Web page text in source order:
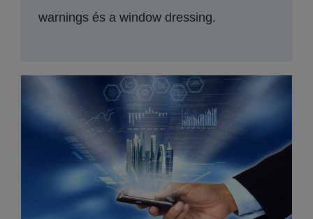
warnings és a window dressing.